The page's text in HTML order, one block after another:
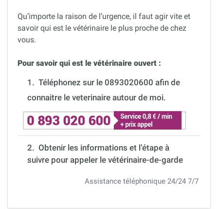
Qu’importe la raison de l’urgence, il faut agir vite et
savoir qui est le vétérinaire le plus proche de chez
vous.
Pour savoir qui est le vétérinaire ouvert :
1. Téléphonez sur le 0893020600 afin de
connaitre le veterinaire autour de moi.
2. Obtenir les informations et l’étape à
suivre pour appeler le vétérinaire-de-garde
Assistance téléphonique 24/24 7/7